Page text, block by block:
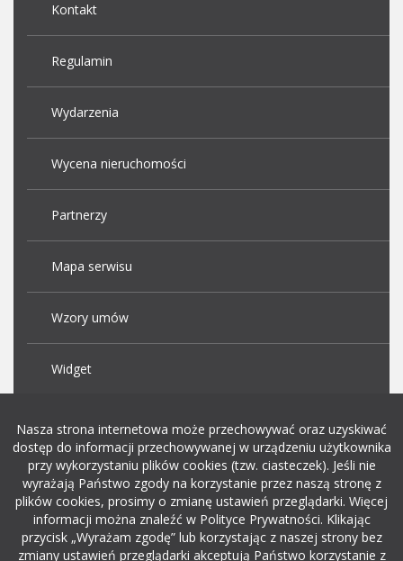
Kontakt
Regulamin
Wydarzenia
Wycena nieruchomości
Partnerzy
Mapa serwisu
Wzory umów
Widget
Dodaj ogłoszenie o pracę
rekrutacja w it
Nasza strona internetowa może przechowywać oraz uzyskiwać
dostęp do informacji przechowywanej w urządzeniu użytkownika
przy wykorzystaniu plików cookies (tzw. ciasteczek). Jeśli nie
wyrażają Państwo zgody na korzystanie przez naszą stronę z
plików cookies, prosimy o zmianę ustawień przeglądarki. Więcej
informacji można znaleźć w Polityce Prywatności. Klikając
przycisk „Wyrażam zgodę” lub korzystając z naszej strony bez
zmiany ustawień przeglądarki akceptują Państwo korzystanie z